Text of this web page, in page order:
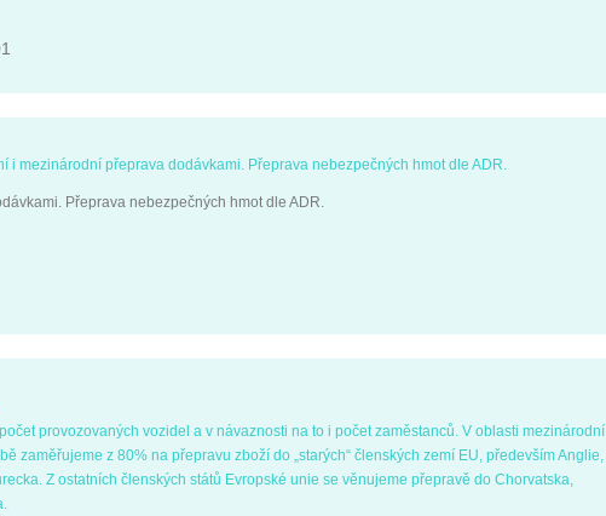
i mezinárodní přeprava dodávkami. Přeprava nebezpečných hmot dle ADR.
Přeprava nebezpečných hmot dle ADR.
provozovaných vozidel a v návaznosti na to i počet zaměstanců. V oblasti mezinárodní
zaměřujeme z 80% na přepravu zboží do „starých“ členských zemí EU, především Anglie,
Z ostatních členských států Evropské unie se věnujeme přepravě do Chorvatska,